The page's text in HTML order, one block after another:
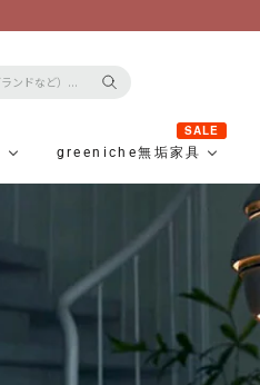
greeniche無垢家具
SALE